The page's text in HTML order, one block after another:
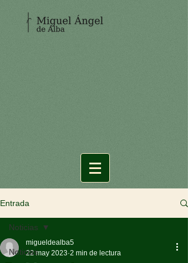
Entrada
Noticias
Noticias
migueldealba5
22 may 2023 2 min de lectura